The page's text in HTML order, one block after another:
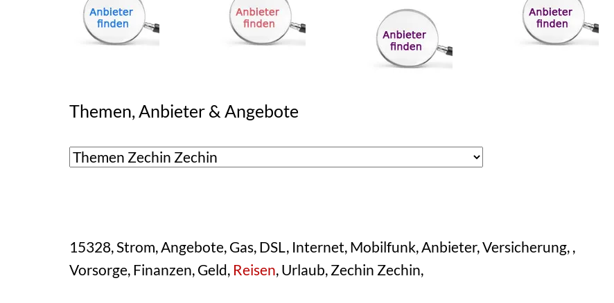
Themen, Anbieter & Angebote
15328, Strom, Angebote, Gas, DSL, Internet, Mobilfunk, Anbieter, Versicherung, ,
Vorsorge, Finanzen, Geld, Reisen, Urlaub, Zechin Zechin,